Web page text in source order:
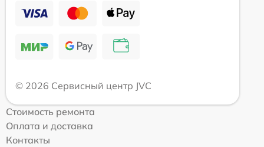
© 2026 Сервисный центр JVC
Стоимость ремонта
Оплата и доставка
Контакты